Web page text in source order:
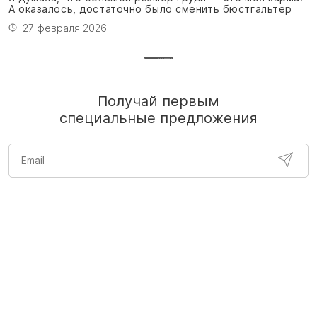
А оказалось, достаточно было сменить бюстгальтер
27 февраля 2026
Получай первым
специальные предложения